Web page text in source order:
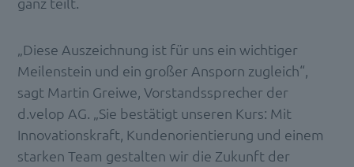
„Diese Auszeichnung ist für uns ein wichtiger
Meilenstein und ein großer Ansporn zugleich“,
sagt Martin Greiwe, Vorstandssprecher der
d.velop AG. „Sie bestätigt unseren Kurs: Mit
Innovationskraft, Kundenorientierung und einem
starken Team gestalten wir die Zukunft der